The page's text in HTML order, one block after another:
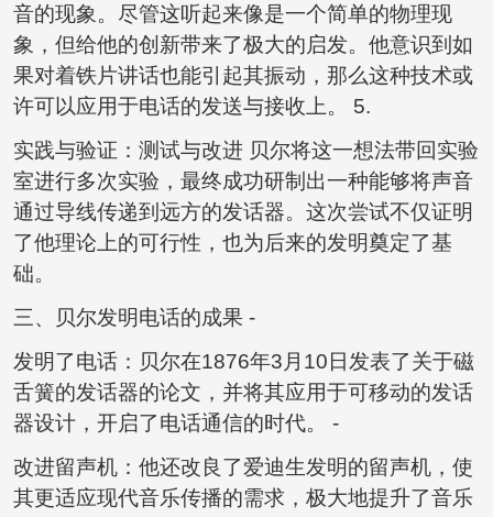
音的现象。尽管这听起来像是一个简单的物理现
象，但给他的创新带来了极大的启发。他意识到如
果对着铁片讲话也能引起其振动，那么这种技术或
许可以应用于电话的发送与接收上。 5.
实践与验证：测试与改进 贝尔将这一想法带回实验
室进行多次实验，最终成功研制出一种能够将声音
通过导线传递到远方的发话器。这次尝试不仅证明
了他理论上的可行性，也为后来的发明奠定了基
础。
三、贝尔发明电话的成果 -
发明了电话：贝尔在1876年3月10日发表了关于磁
舌簧的发话器的论文，并将其应用于可移动的发话
器设计，开启了电话通信的时代。 -
改进留声机：他还改良了爱迪生发明的留声机，使
其更适应现代音乐传播的需求，极大地提升了音乐